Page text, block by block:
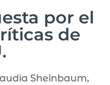
por el
de
Sheinbaum,